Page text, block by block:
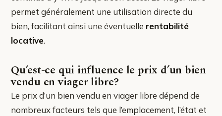
permet généralement une utilisation directe du
bien, facilitant ainsi une éventuelle rentabilité
locative.
Qu’est-ce qui influence le prix d’un bien
vendu en viager libre?
Le prix d’un bien vendu en viager libre dépend de
nombreux facteurs tels que l’emplacement, l’état et